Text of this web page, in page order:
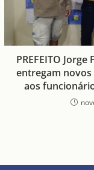
PREFEITO
entregam
aos